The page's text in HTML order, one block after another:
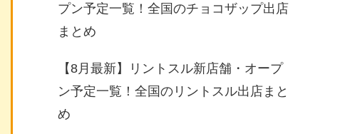
プン予定一覧！全国のチョコザップ出店
まとめ
【8月最新】リントスル新店舗・オープ
ン予定一覧！全国のリントスル出店まと
め